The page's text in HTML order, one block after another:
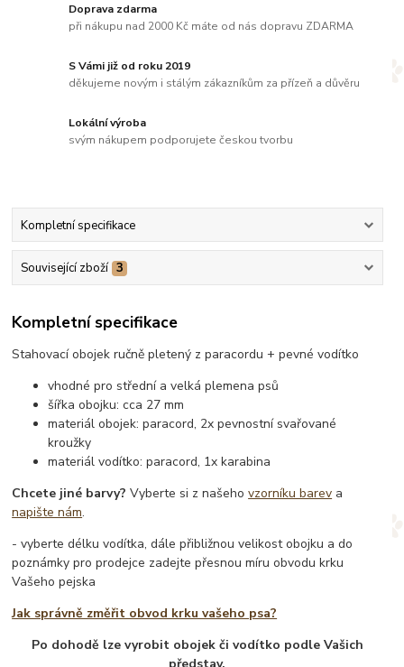
Doprava zdarma
při nákupu nad 2000 Kč máte od nás dopravu ZDARMA
S Vámi již od roku 2019
děkujeme novým i stálým zákazníkům za přízeň a důvěru
Lokální výroba
svým nákupem podporujete českou tvorbu
Kompletní specifikace
Související zboží 3
Kompletní specifikace
Stahovací obojek ručně pletený z paracordu + pevné vodítko
vhodné pro střední a velká plemena psů
šířka obojku: cca 27 mm
materiál obojek: paracord, 2x pevnostní svařované
kroužky
materiál vodítko: paracord, 1x karabina
Chcete jiné barvy? Vyberte si z našehovzorníku barev a
napište nám.
- vyberte délku vodítka, dále přibližnou velikost obojku a do
poznámky pro prodejce zadejte přesnou míru obvodu krku
Vašeho pejska
Jak správně změřit obvod krku vašeho psa?
Po dohodě lze vyrobit obojek či vodítko podle Vašich